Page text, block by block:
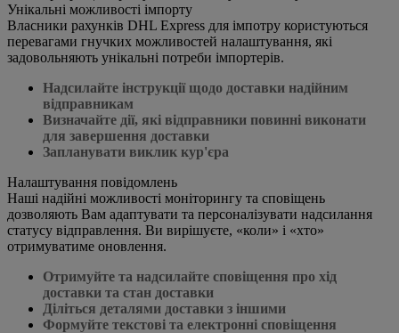
Унікальні можливості імпорту
Власники рахунків DHL Express для імпотру користуються
перевагами гнучких можливостей налаштування, які
задовольняють унікальні потреби імпортерів.
Надсилайте інструкції щодо доставки надійним
відправникам
Визначайте дії, які відправники повинні виконати
для завершення доставки
Запланувати виклик кур'єра
Налаштування повідомлень
Наші надійні можливості моніторингу та сповіщень
дозволяють Вам адаптувати та персоналізувати надсилання
статусу відправлення. Ви вирішуєте, «коли» і «хто»
отримуватиме оновлення.
Отримуйте та надсилайте сповіщення про хід
доставки та стан доставки
Діліться деталями доставки з іншими
Формуйте текстові та електронні сповіщення